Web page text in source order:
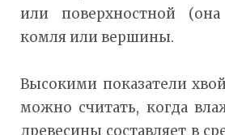
или поверхностной
комля или вершины.
Высокими показатели
можно считать, когда
древесины составляет в